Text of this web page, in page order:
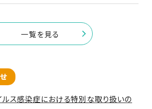
一覧を見る
ルス感染症における特別な取り扱いの